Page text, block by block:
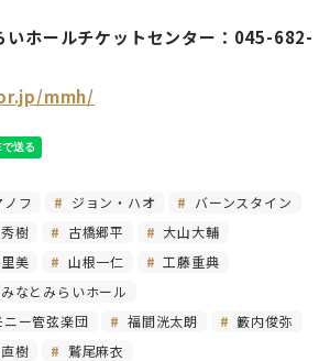
いホールチケットセンター：045-682-
mmh/
フ ジョン・ハオ
バーンスタイン
樹 古橋郷平
大山大輔
美 山根一仁
工藤重典
なとみらいホール
ー管弦楽団
福間洸太朗
籔内俊弥
樹 鷲尾麻衣